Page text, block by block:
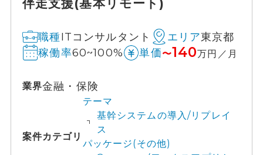
伴走支援(基本リモート)
職種ITコンサルタント エリア東京都
稼働率60~100% 単価〜140万円／月
業界金融・保険
案件カテゴリ
テーマ
基幹システムの導入/リプレイ
ス
パッケージ(その他)